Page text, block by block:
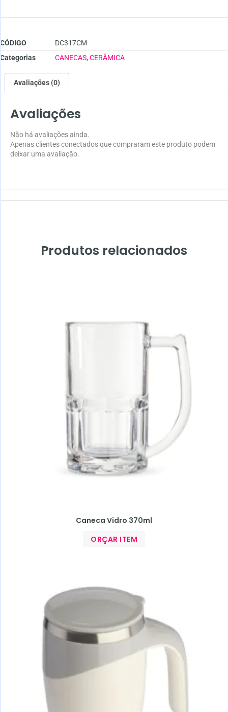
CÓDIGO
DC317CM
Categorias
CANECAS, CERÂMICA
Avaliações (0)
Avaliações
Não há avaliações ainda.
Apenas clientes conectados que compraram este produto podem
deixar uma avaliação.
Produtos relacionados
Caneca Vidro 370ml
ORÇAR ITEM